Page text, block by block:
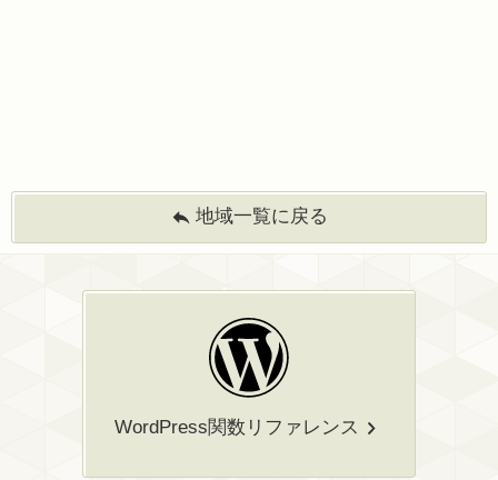
地域一覧に戻る
WordPress関数リファレンス